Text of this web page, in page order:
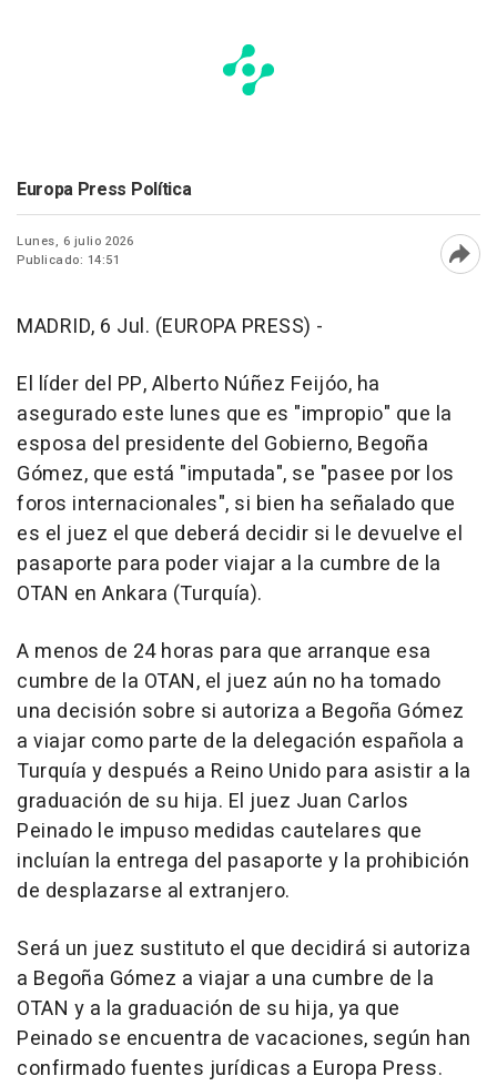
Europa Press Política
Lunes, 6 julio 2026
Publicado: 14:51
MADRID, 6 Jul. (EUROPA PRESS) -
El líder del PP, Alberto Núñez Feijóo, ha
asegurado este lunes que es "impropio" que la
esposa del presidente del Gobierno, Begoña
Gómez, que está "imputada", se "pasee por los
foros internacionales", si bien ha señalado que
es el juez el que deberá decidir si le devuelve el
pasaporte para poder viajar a la cumbre de la
OTAN en Ankara (Turquía).
A menos de 24 horas para que arranque esa
cumbre de la OTAN, el juez aún no ha tomado
una decisión sobre si autoriza a Begoña Gómez
a viajar como parte de la delegación española a
Turquía y después a Reino Unido para asistir a la
graduación de su hija. El juez Juan Carlos
Peinado le impuso medidas cautelares que
incluían la entrega del pasaporte y la prohibición
de desplazarse al extranjero.
Será un juez sustituto el que decidirá si autoriza
a Begoña Gómez a viajar a una cumbre de la
OTAN y a la graduación de su hija, ya que
Peinado se encuentra de vacaciones, según han
confirmado fuentes jurídicas a Europa Press.